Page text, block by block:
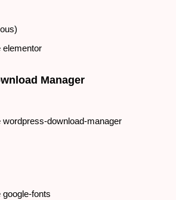
elementor
Manager
download-manager
fonts